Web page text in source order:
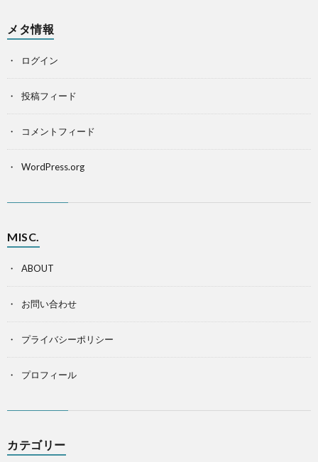
メタ情報
ログイン
投稿フィード
コメントフィード
WordPress.org
MISC.
ABOUT
お問い合わせ
プライバシーポリシー
プロフィール
カテゴリー